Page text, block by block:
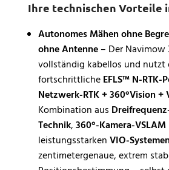
Ihre technischen Vorteile
Autonomes Mähen ohne
ohne Antenne– Der Navimow
vollständig kabellos und nutzt
fortschrittlicheEFLS™ N-
Netzwerk-RTK + 360°Vision +
Kombination aus
Technik,360°-Kamera-VSLAM
leistungsstarkenVIO-Systemen
zentimetergenaue, extrem